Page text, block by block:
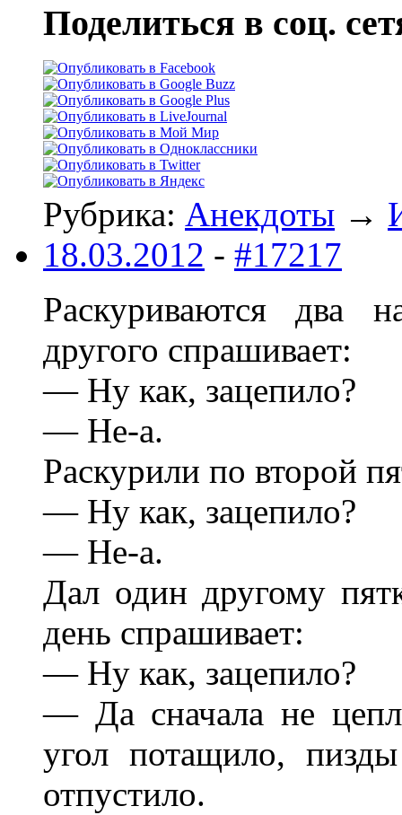
Поделиться в соц.
Рубрика: Анекдоты →
18.03.2012 - #17217
Раскуриваются два
другого спрашивает:
— Ну как, зацепило?
— Не-а.
Раскурили по второй
— Ну как, зацепило?
— Не-а.
Дал один другому
день спрашивает:
— Ну как, зацепило?
— Да сначала не
угол потащило,
отпустило.